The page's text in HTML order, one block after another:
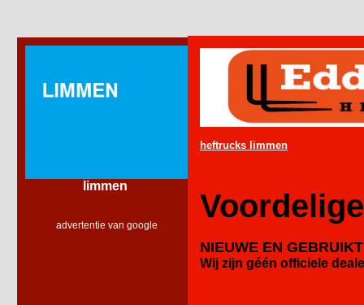
limmen
advertentie van google
heftrucks limmen
NIEUWE EN
Wij zijn géén officiele